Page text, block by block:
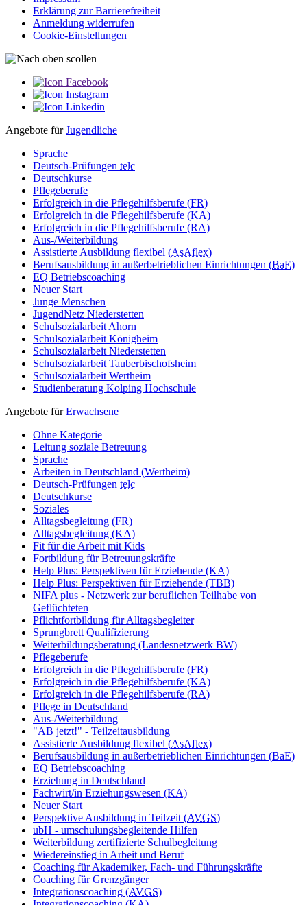
Erklärung zur Barriere­­freiheit
Anmeldung widerrufen
Cookie-Einstellungen
Angebote fürJugendliche
Sprache
Deutsch-Prüfungen telc
Deutschkurse
Pflegeberufe
Erfolgreich in die Pflegehilfsberufe (FR)
Erfolgreich in die Pflegehilfsberufe (KA)
Erfolgreich in die Pflegehilfsberufe (RA)
Aus-/Weiterbildung
Assistierte Ausbildung flexibel (AsAflex)
Berufsausbildung in außerbetrieblichen Einrichtungen (BaE)
EQ Betriebscoaching
Neuer Start
Junge Menschen
JugendNetz Niederstetten
Schulsozialarbeit Ahorn
Schulsozialarbeit Königheim
Schulsozialarbeit Niederstetten
Schulsozialarbeit Tauberbischofsheim
Schulsozialarbeit Wertheim
Studienberatung Kolping Hochschule
Angebote fürErwachsene
Ohne Kategorie
Leitung soziale Betreuung
Sprache
Arbeiten in Deutschland (Wertheim)
Deutsch-Prüfungen telc
Deutschkurse
Soziales
Alltagsbegleitung (FR)
Alltagsbegleitung (KA)
Fit für die Arbeit mit Kids
Fortbildung für Betreuungskräfte
Help Plus: Perspektiven für Erziehende (KA)
Help Plus: Perspektiven für Erziehende (TBB)
NIFA plus - Netzwerk zur beruflichen Teilhabe von
Geflüchteten
Pflichtfortbildung für Alltagsbegleiter
Sprungbrett Qualifizierung
Weiterbildungsberatung (Landesnetzwerk BW)
Pflegeberufe
Erfolgreich in die Pflegehilfsberufe (FR)
Erfolgreich in die Pflegehilfsberufe (KA)
Erfolgreich in die Pflegehilfsberufe (RA)
Pflege in Deutschland
Aus-/Weiterbildung
"AB jetzt!" - Teilzeitausbildung
Assistierte Ausbildung flexibel (AsAflex)
Berufsausbildung in außerbetrieblichen Einrichtungen (BaE)
EQ Betriebscoaching
Erziehung in Deutschland
Fachwirt/in Erziehungswesen (KA)
Neuer Start
Perspektive Ausbildung in Teilzeit (AVGS)
ubH - umschulungsbegleitende Hilfen
Weiterbildung zertifizierte Schulbegleitung
Wiedereinstieg in Arbeit und Beruf
Coaching für Akademiker, Fach- und Führungskräfte
Coaching für Grenzgänger
Integrationscoaching (AVGS)